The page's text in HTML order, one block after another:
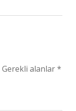
Gerekli alanlar*